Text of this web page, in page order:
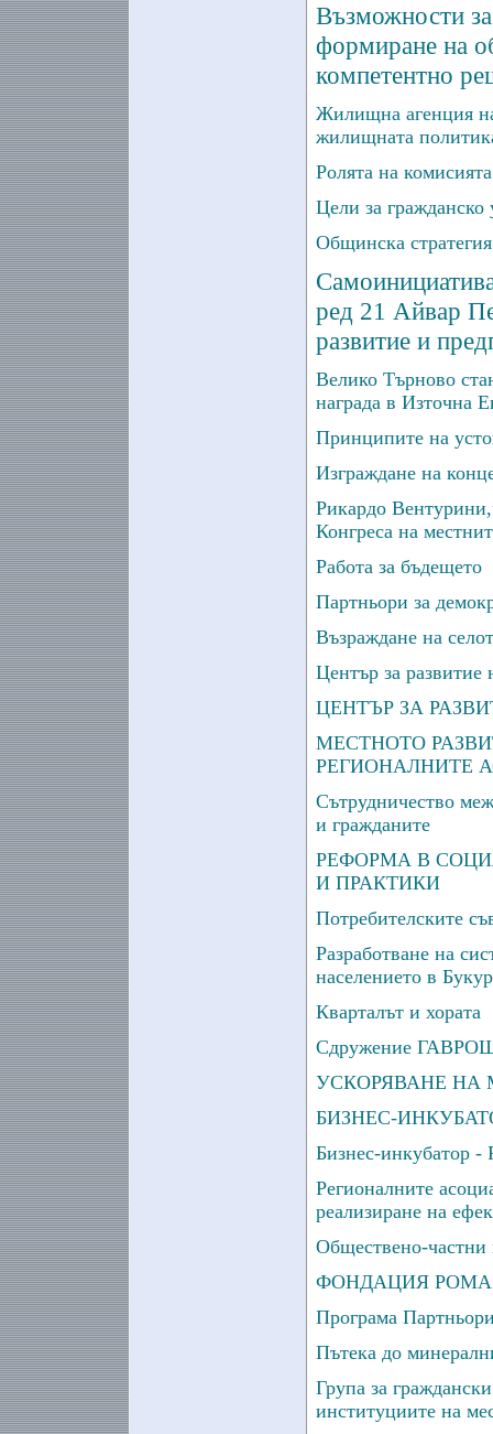
Възможности
формиране на
компетентно
Жилищна агенция
жилищната
Ролята на
Цели за гражданско
Общинска
ред 21 Айвар
развитие и
Велико Търново
награда в Източна
Принципите на
Изграждане на
Рикардо
Конгреса на
Работа за бъдещето
Партньори за
Възраждане на
Център за
ЦЕНТЪР ЗА
МЕСТНОТО
РЕГИОНАЛНИТЕ
Сътрудничество
и гражданите
РЕФОРМА В
И ПРАКТИКИ
Потребителските
Разработване на
населението в
Кварталът и хората
Сдружение
УСКОРЯВАНЕ НА
БИЗНЕС-
Бизнес-инкубатор -
Регионалните
реализиране на
Обществено-частни
ФОНДАЦИЯ
Програма
Пътека до
Група за
институциите на